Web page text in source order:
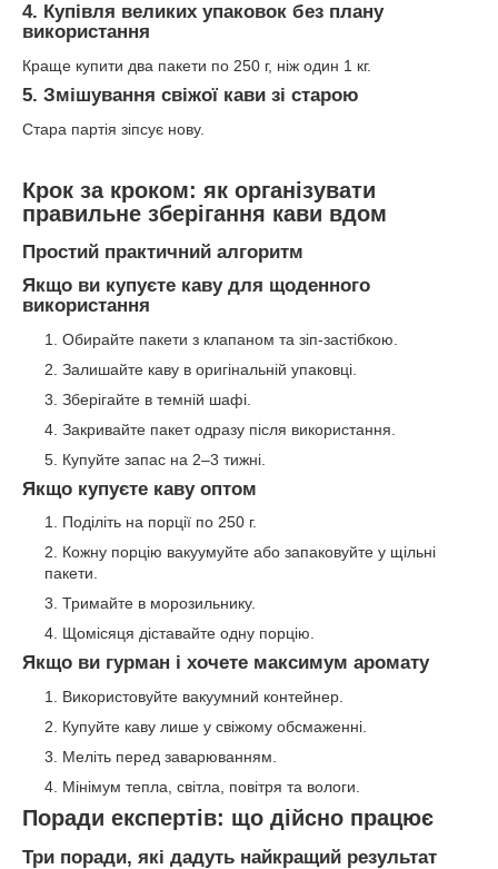
4. Купівля великих упаковок без плану
використання
Краще купити два пакети по 250 г, ніж один 1 кг.
5. Змішування свіжої кави зі старою
Стара партія зіпсує нову.
Крок за кроком: як організувати
правильне зберігання кави вдом
Простий практичний алгоритм
Якщо ви купуєте каву для щоденного
використання
Обирайте пакети з клапаном та зіп-застібкою.
Залишайте каву в оригінальній упаковці.
Зберігайте в темній шафі.
Закривайте пакет одразу після використання.
Купуйте запас на 2–3 тижні.
Якщо купуєте каву оптом
Поділіть на порції по 250 г.
Кожну порцію вакуумуйте або запаковуйте у щільні
пакети.
Тримайте в морозильнику.
Щомісяця діставайте одну порцію.
Якщо ви гурман і хочете максимум аромату
Використовуйте вакуумний контейнер.
Купуйте каву лише у свіжому обсмаженні.
Меліть перед заварюванням.
Мінімум тепла, світла, повітря та вологи.
Поради експертів: що дійсно працює
Три поради, які дадуть найкращий результат